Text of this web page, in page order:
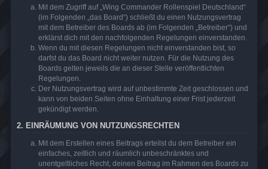
Mit dem Zugriff auf „Wing Commander Rollenspiel Deutschland“
(im Folgenden „das Board“) schließt du einen Nutzungsvertrag
mit dem Betreiber des Boards ab (im Folgenden „Betreiber“) und
erklärst dich mit den nachfolgenden Regelungen einverstanden.
Wenn du mit diesen Regelungen nicht einverstanden bist, so
darfst du das Board nicht weiter nutzen. Für die Nutzung des
Boards gelten jeweils die an dieser Stelle veröffentlichten
Regelungen.
Der Nutzungsvertrag wird auf unbestimmte Zeit geschlossen und
kann von beiden Seiten ohne Einhaltung einer Frist jederzeit
gekündigt werden.
2. EINRÄUMUNG VON NUTZUNGSRECHTEN
Mit dem Erstellen eines Beitrags erteilst du dem Betreiber ein
einfaches, zeitlich und räumlich unbeschränktes und
unentgeltliches Recht, deinen Beitrag im Rahmen des Boards zu